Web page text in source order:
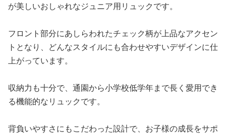
が美しいおしゃれなジュニア用リュックです。
フロント部分にあしらわれたチェック柄が上品なアクセン
トとなり、どんなスタイルにも合わせやすいデザインに仕
上がっています。
収納力も十分で、通園から小学校低学年まで長く愛用でき
る機能的なリュックです。
背負いやすさにもこだわった設計で、お子様の成長をサポ